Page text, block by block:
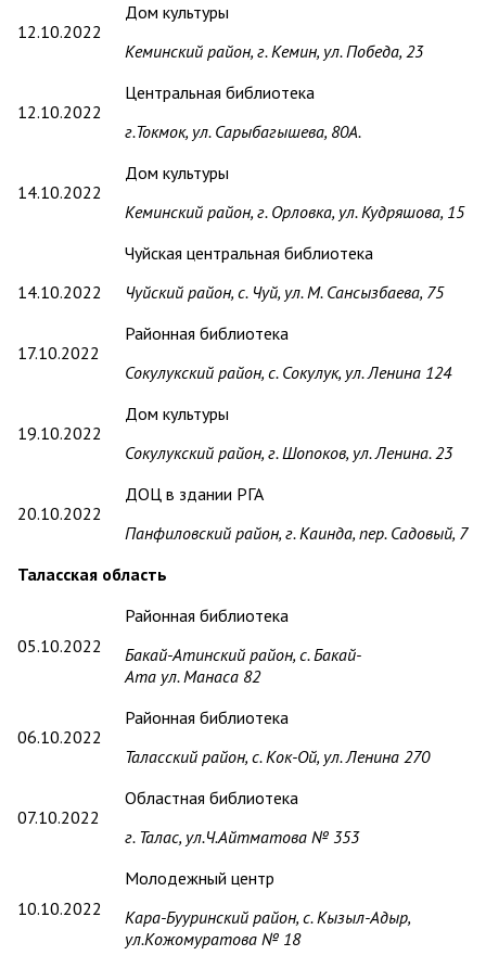
12.10.2022
Дом культуры
Кеминский район, г. Кемин, ул. Победа, 23
12.10.2022
Центральная библиотека
г.Токмок, ул. Сарыбагышева, 80А.
14.10.2022
Дом культуры
Кеминский район, г. Орловка, ул. Кудряшова, 15
14.10.2022
Чуйская центральная библиотека
Чуйский район, с. Чуй, ул. М. Сансызбаева, 75
17.10.2022
Районная библиотека
Сокулукский район, с. Сокулук, ул. Ленина 124
19.10.2022
Дом культуры
Сокулукский район, г. Шопоков, ул. Ленина. 23
20.10.2022
ДОЦ в здании РГА
Панфиловский район, г. Каинда, пер. Садовый, 7
Таласская область
05.10.2022
Районная библиотека
Бакай-Атинский район, с.Бакай-
Ата ул.Манаса 82
06.10.2022
Районная библиотека
Таласский район, с. Кок-Ой, ул. Ленина 270
07.10.2022
Областная библиотека
г. Талас, ул.Ч.Айтматова № 353
10.10.2022
Молодежный центр
Кара-Бууринский район, с. Кызыл-Адыр,
ул.Кожомуратова № 18